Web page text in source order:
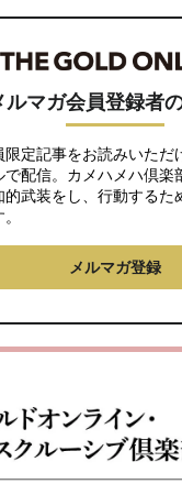
ルマガ会員登録者
限定記事をお読みいただ
で配信。カメハメハ倶楽
的武装をし、行動するた
メルマガ登録